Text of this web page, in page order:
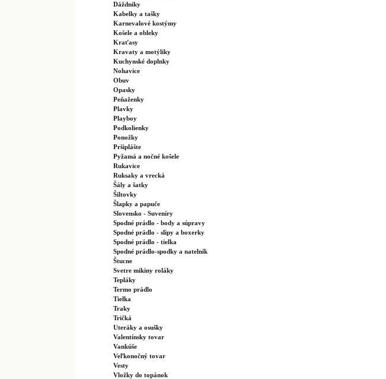
Dáždniky
Kabelky a tašky
Karnevalové kostýmy
Košele a obleky
Kraťasy
Kravaty a motýliky
Kuchynské doplnky
Nohavice
Obuv
Opasky
Peňaženky
Plavky
Playboy
Podkolienky
Ponožky
Pršiplášte
Pyžamá a nočné košele
Rukavice
Ruksaky a vrecká
Šály a šatky
Šiltovky
Šlapky a papuče
Slovensko - Suveníry
Spodné prádlo - body a súpravy
Spodné prádlo - slipy a boxerky
Spodné prádlo - tielka
Spodné prádlo-spodky a natelník
Štucne
Svetre mikiny roláky
Tepláky
Termo prádlo
Tielka
Traky
Tričká
Uteráky a osušky
Valentínsky tovar
Vankúše
Veľkonočný tovar
Vesty
Vložky do topánok